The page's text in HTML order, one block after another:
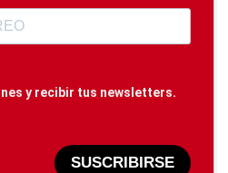
y recibir tus newsletters.
SUSCRIBIRSE